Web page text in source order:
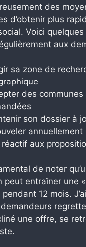
des
d’obtenir plus
Voici
aux
sa zone de
des communes
son dossier à
annuellement
réactif aux
de noter
peut entraîner une
12 mois.
une offre, se